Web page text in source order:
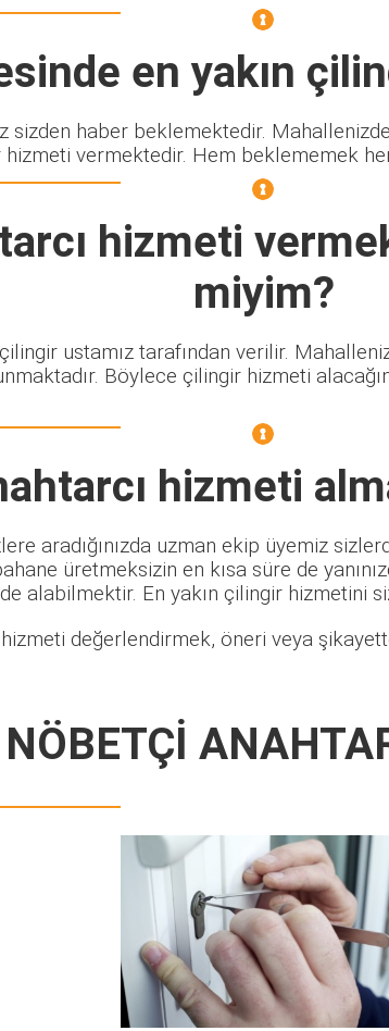
en yakın
sizden haber beklemektedir.
vermektedir. Hem beklememek
hizmeti
miyim?
ustamız tarafından verilir.
Böylece çilingir hizmeti
hizmeti
aradığınızda uzman ekip üyemiz
üretmeksizin en kısa süre de
alabilmektir. En yakın çilingir hizmetini
hizmeti değerlendirmek, öneri veya